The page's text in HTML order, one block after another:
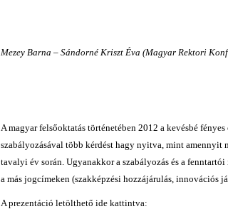
Mezey Barna – Sándorné Kriszt Éva (Magyar Rektori
A magyar felsőoktatás történetében 2012 a kevésbé
szabályozásával több kérdést hagy nyitva, mint amennyit
tavalyi év során. Ugyanakkor a szabályozás és a
a más jogcímeken (szakképzési hozzájárulás, innovációs
A prezentáció letölthető ide kattintva: